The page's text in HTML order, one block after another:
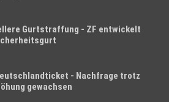
Gurtstraffung - ZF entwickelt
- Nachfrage trotz
gewachsen